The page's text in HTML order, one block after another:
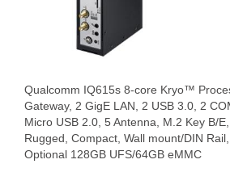
Qualcomm IQ615s 8-core Kryo™
Gateway, 2 GigE LAN, 2 USB 3.0, 2
Micro USB 2.0, 5 Antenna, M.2 Key B/
Rugged, Compact, Wall mount/DIN Rail,
Optional 128GB UFS/64GB eMMC